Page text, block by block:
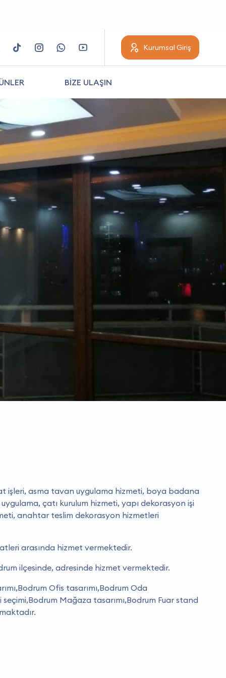
Kurumsal Giriş
BİZE ULAŞIN
işleri, asma tavan uygulama hizmeti, boya badana
çatı kurulum hizmeti, yapı dekorasyon işi
anahtar teslim dekorasyon hizmetleri
arasında hizmet vermektedir.
ilçesinde, adresinde hizmet vermektedir.
Ofis tasarımı,Bodrum Oda
Mağaza tasarımı,Bodrum Fuar stand